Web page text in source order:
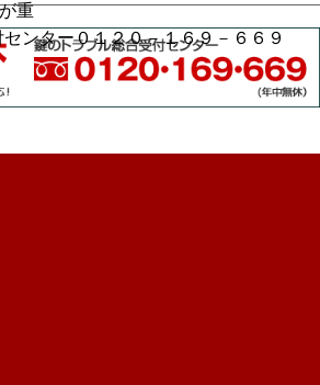
重
ンター０１２０－１６９－６６９